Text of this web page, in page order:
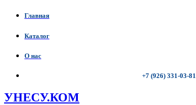
Главная
Каталог
О нас
+7 (926) 331-03-81
УНЕСУ.КОМ